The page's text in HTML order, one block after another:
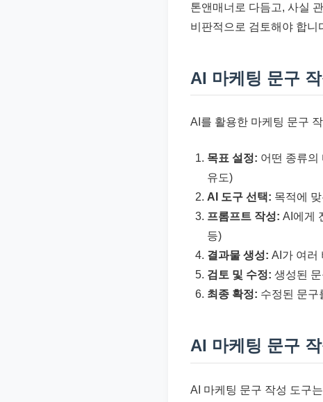
톤앤매너로 다듬고, 사실
비판적으로 검토해야 합니
AI 마케팅 문구
AI를 활용한 마케팅 문구
목표 설정: 어떤 종류의
유도)
AI 도구 선택: 목적에
프롬프트 작성: AI에게
등)
결과물 생성: AI가 여러
검토 및 수정: 생성된
최종 확정: 수정된 문구
AI 마케팅 문구
AI 마케팅 문구 작성 도구